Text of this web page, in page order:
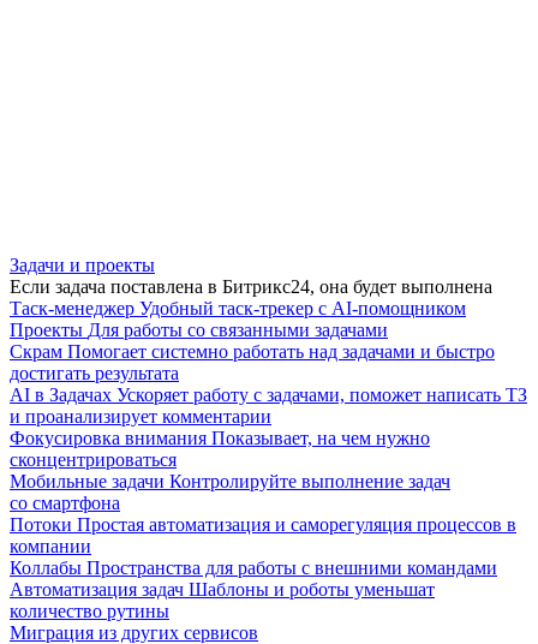
Задачи и проекты
Если задача поставлена в Битрикс24, она будет выполнена
Таск-менеджер Удобный таск-трекер с AI-помощником
Проекты Для работы со связанными задачами
Скрам Помогает системно работать над задачами и быстро
достигать результата
AI в Задачах Ускоряет работу с задачами, поможет написать ТЗ
и проанализирует комментарии
Фокусировка внимания Показывает, на чем нужно
сконцентрироваться
Мобильные задачи Контролируйте выполнение задач
со смартфона
Потоки Простая автоматизация и саморегуляция процессов в
компании
Коллабы Пространства для работы с внешними командами
Автоматизация задач Шаблоны и роботы уменьшат
количество рутины
Миграция из других сервисов